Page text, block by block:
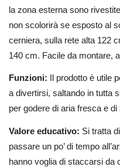
la zona esterna sono
non scolorirà se esposto al
cerniera, sulla rete alta 122
140 cm. Facile da montare,
Funzioni: Il prodotto è utile
a divertirsi, saltando in tutta
per godere di aria fresca e di
Valore educativo: Si tratta
passare un po’ di tempo
hanno voglia di staccarsi da